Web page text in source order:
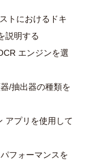
トにおけるドキ
説明する
エンジンを選
/抽出器の種類を
アプリを使用して
フォーマンスを